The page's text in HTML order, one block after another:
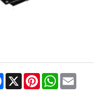
Facebook
X PinterestWhatsApp
Email